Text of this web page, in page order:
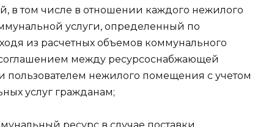
в том числе в отношении каждого нежилого
услуги, определенный по
из расчетных объемов коммунального
между ресурсоснабжающей
пользователем нежилого помещения с учетом
услуг гражданам;